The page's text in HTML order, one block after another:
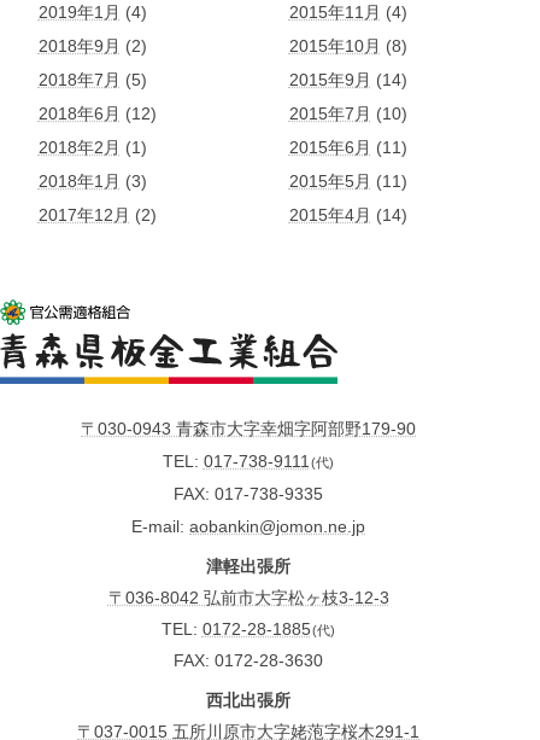
2019年1月 (4)
2018年9月 (2)
2018年7月 (5)
2018年6月 (12)
2018年2月 (1)
2018年1月 (3)
2017年12月 (2)
2015年11月 (4)
2015年10月 (8)
2015年9月 (14)
2015年7月 (10)
2015年6月 (11)
2015年5月 (11)
2015年4月 (14)
〒030-0943 青森市大字幸畑字阿部野179-90
TEL 017-738-9111(代)
FAX 017-738-9335
E-mail aobankin@jomon.ne.jp
津軽出張所
〒036-8042 弘前市大字松ヶ枝3-12-3
TEL: 0172-28-1885(代)
FAX: 0172-28-3630
西北出張所
〒037-0015 五所川原市大字姥萢字桜木291-1